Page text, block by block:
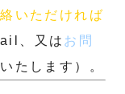
いただければ
、又は お問
たします）。